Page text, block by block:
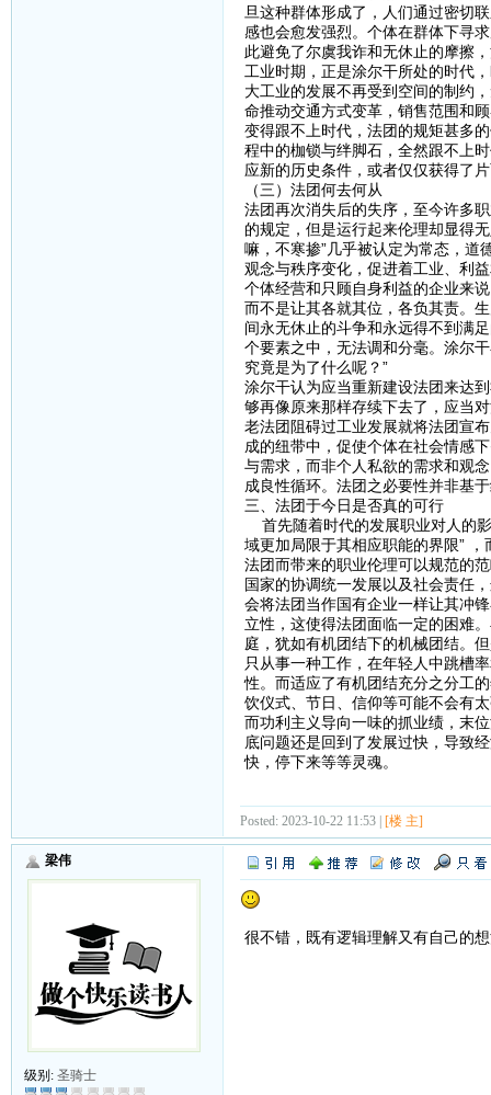
旦这种群体形成了，人们通过密切
感也会愈发强烈。个体在群体下寻
此避免了尔虞我诈和无休止的摩擦
工业时期，正是涂尔干所处的时代
大工业的发展不再受到空间的制约
命推动交通方式变革，销售范围和
变得跟不上时代，法团的规矩甚多
程中的枷锁与绊脚石，全然跟不上
应新的历史条件，或者仅仅获得了
（三）法团何去何从
法团再次消失后的失序，至今许多
的规定，但是运行起来伦理却显得
嘛，不寒掺”几乎被认定为常态，道
观念与秩序变化，促进着工业、利
个体经营和只顾自身利益的企业来
而不是让其各就其位，各负其责。
间永无休止的斗争和永远得不到满
个要素之中，无法调和分毫。涂尔
究竟是为了什么呢？”
涂尔干认为应当重新建设法团来达
够再像原来那样存续下去了，应当
老法团阻碍过工业发展就将法团宣
成的纽带中，促使个体在社会情感
与需求，而非个人私欲的需求和观
成良性循环。法团之必要性并非基
三、法团于今日是否真的可行
首先随着时代的发展职业对人的
域更加局限于其相应职能的界限”
法团而带来的职业伦理可以规范的
国家的协调统一发展以及社会责任
会将法团当作国有企业一样让其冲
立性，这使得法团面临一定的困难
庭，犹如有机团结下的机械团结。
只从事一种工作，在年轻人中跳槽
性。而适应了有机团结充分之分工
饮仪式、节日、信仰等可能不会有
而功利主义导向一味的抓业绩，末
底问题还是回到了发展过快，导致
快，停下来等等灵魂。
Posted: 2023-10-22 11:53 | [楼 主]
梁伟
级别: 圣骑士
很不错，既有逻辑理解又有自己的